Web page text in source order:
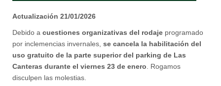
Actualización 21/01/2026
Debido a cuestiones organizativas del rodaje programado
por inclemencias invernales, se cancela la habilitación del
uso gratuito de la parte superior del parking de Las
Canteras durante el viernes 23 de enero . Rogamos
disculpen las molestias.